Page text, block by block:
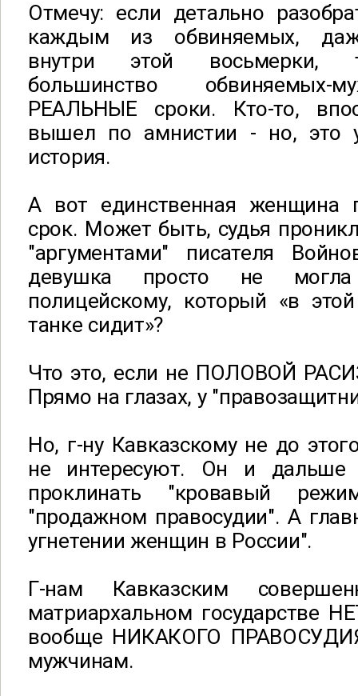
Отмечу: если детально
каждым из обвиняемых,
внутри этой восьмерки,
большинство обвиняемых-
РЕАЛЬНЫЕ сроки. Кто-то,
вышел по амнистии - но, это
история.
А вот единственная женщина
срок. Может быть, судья
"аргументами" писателя
девушка просто не
полицейскому, который «в
танке сидит»?
Что это, если не ПОЛОВОЙ
Прямо на глазах, у
Но, г-ну Кавказскому не до
не интересуют. Он и дальше
проклинать "кровавый
"продажном правосудии". А
угнетении женщин в России".
Г-нам Кавказским
матриархальном государстве
вообще НИКАКОГО
мужчинам.